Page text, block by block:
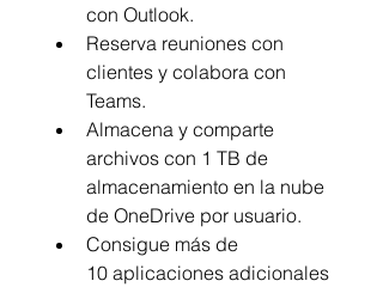
con Outlook.
Reserva reuniones con
clientes y colabora con
Teams.
Almacena y comparte
archivos con 1 TB de
almacenamiento en la nube
de OneDrive por usuario.
Consigue más de
10 aplicaciones adicionales